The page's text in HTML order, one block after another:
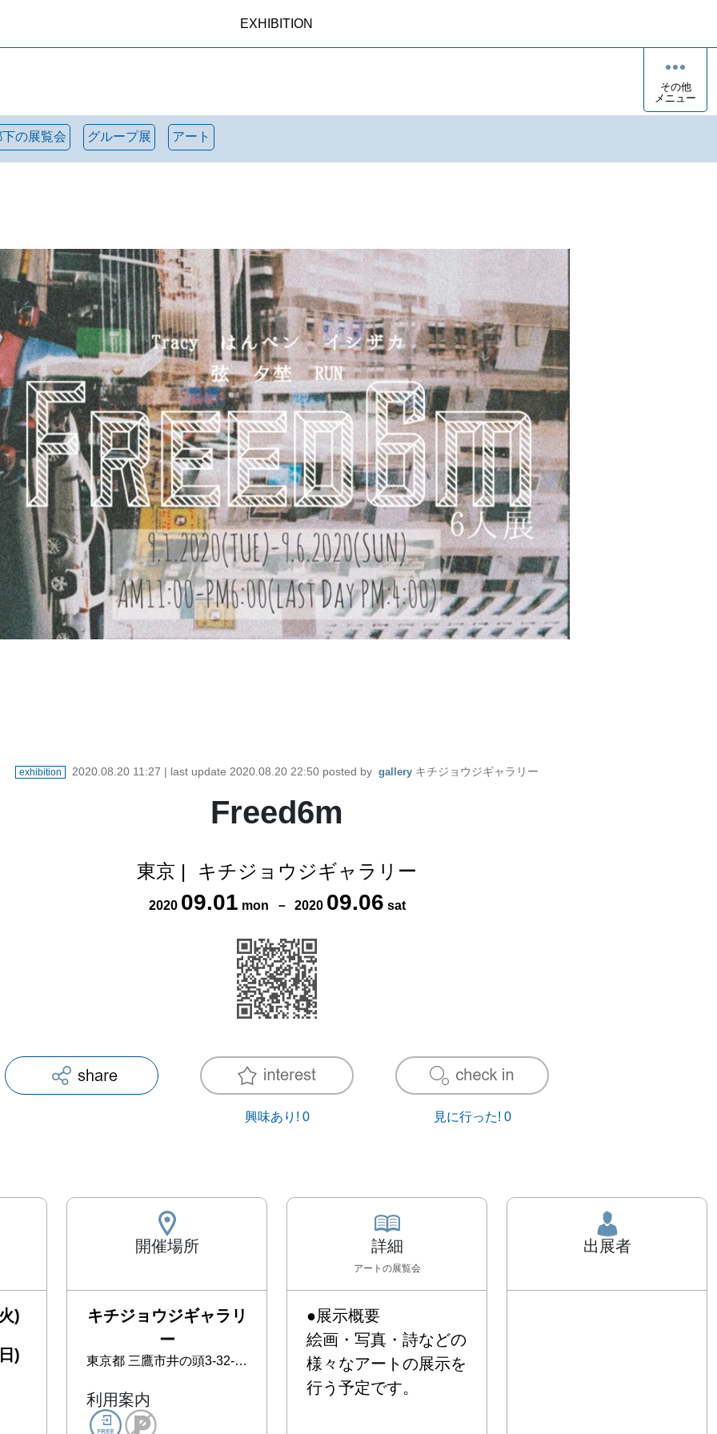
EXHIBITION
その他
メニュー
の展覧会 グループ展 アート
exhibition 2020.08.20 11:27 | last update 2020.08.20 22:50 posted by gallery キチジョウジギャラリー
Freed6m
東京 | キチジョウジギャラリー
2020 09.01 mon － 2020 09.06 sat
興味あり! 0 見に行った! 0
)
)
開催場所
キチジョウジギャラリ
ー
東京都 三鷹市井の頭3-32-16 セブンスターマンション105
利用案内
詳細
アート の展覧会
●展示概要
絵画・写真・詩などの
様々なアートの展示を
行う予定です。
出展者